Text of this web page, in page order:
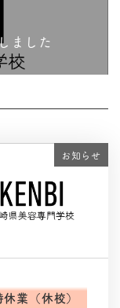
ました
お知らせ
業（休校）